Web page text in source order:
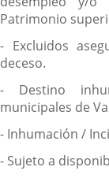
Patrimonio
- Excluidos
deceso.
- Destino
municipales de
- Inhumación /
- Sujeto a